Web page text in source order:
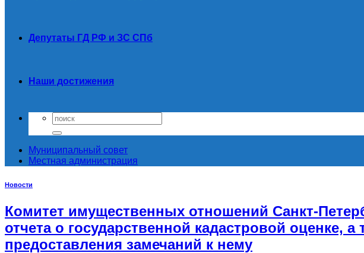
Депутаты ГД РФ и ЗС СПб
Наши достижения
Муниципальный совет
Местная администрация
Новости
Комитет имущественных отношений Санкт-
отчета о государственной кадастровой оценке, а
предоставления замечаний к нему